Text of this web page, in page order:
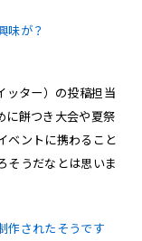
味が？
ッター）の投稿担当
に餅つき大会や夏祭
ベントに携わること
そうだなとは思いま
作されたそうです